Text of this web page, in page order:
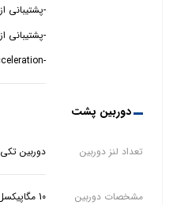
-GPU Ink Acceleration
دوربین پشت
تعداد لنز دوربین دوربین تکی
مشخصات دوربین
10 مگاپیکسل